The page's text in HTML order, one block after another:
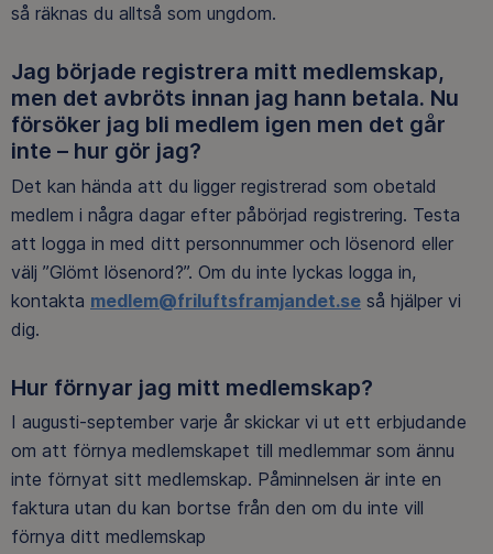
så räknas du alltså som ungdom.
Jag började registrera mitt medlemskap,
men det avbröts innan jag hann betala. Nu
försöker jag bli medlem igen men det går
inte – hur gör jag?
Det kan hända att du ligger registrerad som obetald
medlem i några dagar efter påbörjad registrering. Testa
att logga in med ditt personnummer och lösenord eller
välj ”Glömt lösenord?”. Om du inte lyckas logga in,
kontakta medlem@friluftsframjandet.se så hjälper vi
dig.
Hur förnyar jag mitt medlemskap?
I augusti-september varje år skickar vi ut ett erbjudande
om att förnya medlemskapet till medlemmar som ännu
inte förnyat sitt medlemskap. Påminnelsen är inte en
faktura utan du kan bortse från den om du inte vill
förnya ditt medlemskap